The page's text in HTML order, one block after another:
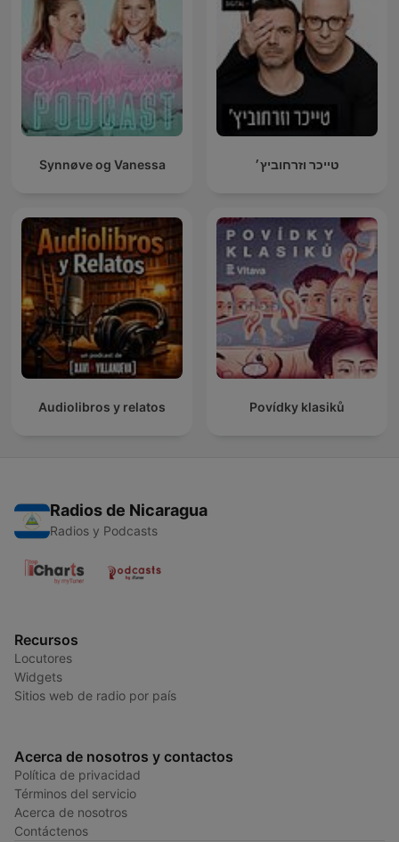
Synnøve og Vanessa טייכר וזרחוביץ׳
Audiolibros y relatos Povídky klasiků
Radios de Nicaragua
Radios y Podcasts
Recursos
Locutores
Widgets
Sitios web de radio por país
Acerca de nosotros y contactos
Política de privacidad
Términos del servicio
Acerca de nosotros
Contáctenos